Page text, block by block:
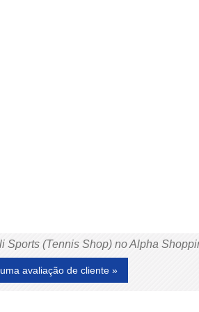
Sports (Tennis Shop) no Alpha
avaliação de cliente »